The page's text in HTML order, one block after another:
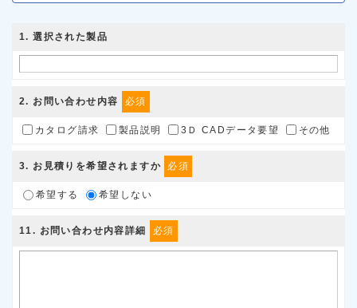
1. 選択された製品
2. お問い合わせ内容 必須
カタログ請求 製品説明 3Ｄ CADデータ要望 その他
3. お見積りを希望されますか 必須
希望する 希望しない
11 . お問い合わせ内容詳細 必須